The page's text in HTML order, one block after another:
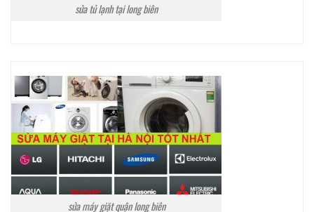
sửa tủ lạnh tại long biên
sửa máy giặt quận long biên